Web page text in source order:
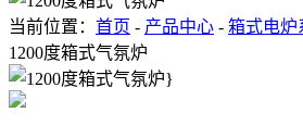
当前位置： 首页 - 产品中心 - 箱式电炉
1200度箱式气氛炉